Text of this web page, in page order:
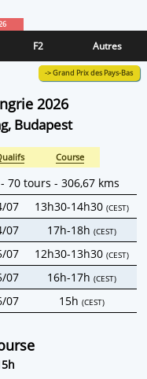
F2 Autres
-> Grand Prix des Pays-Bas
2026
Budapest
Course
70 tours - 306,67 kms
07 13h30-14h30 (CEST)
07 17h-18h (CEST)
07 12h30-13h30 (CEST)
07 16h-17h (CEST)
07 15h (CEST)